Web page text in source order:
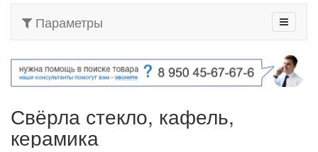
Параметры
Свёрла стекло, кафель,
керамика